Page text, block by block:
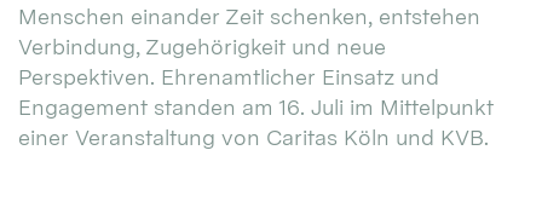
Menschen einander Zeit schenken, entstehen
Verbindung, Zugehörigkeit und neue
Perspektiven. Ehrenamtlicher Einsatz und
Engagement standen am 16. Juli im Mittelpunkt
einer Veranstaltung von Caritas Köln und KVB.